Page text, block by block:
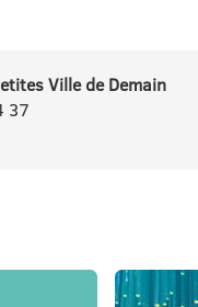
Ville de Demain
37